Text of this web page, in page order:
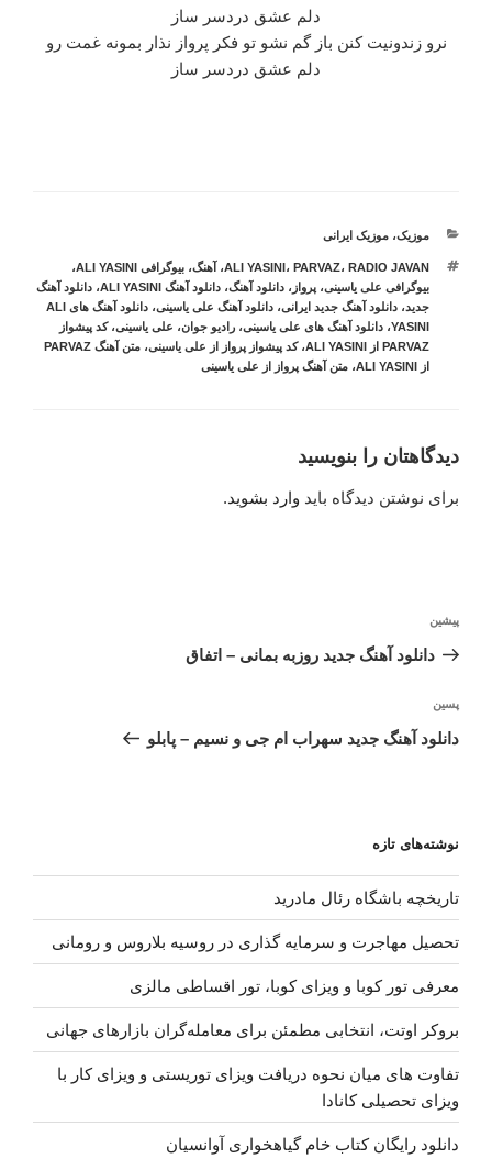
دلم عشق دردسر ساز
نرو زندونیت کنن باز گم نشو تو فکر پرواز نذار بمونه غمت رو
دلم عشق دردسر ساز
دسته‌ها
موزیک،موزیک ایرانی
برچسب‌ها ALI YASINI، PARVAZ، RADIO JAVAN ،آهنگ،بیوگرافی ALI YASINI
،
بیوگرافی علی یاسینی،پرواز ،دانلود آهنگ،دانلود آهنگ ALI YASINI ،دانلود آهنگ
جدید،دانلود آهنگ جدید ایرانی،دانلود آهنگ علی یاسینی،
دانلود آهنگ های ALI
YASINI،دانلود آهنگ های علی یاسینی،رادیو جوان، علی یاسینی،کد پیشواز
PARVAZ از ALI YASINI
،کد پیشواز پرواز از علی یاسینی،
متن آهنگ PARVAZ
از ALI YASINI
،متن آهنگ پرواز از علی یاسینی
دیدگاهتان را بنویسید
برای نوشتن دیدگاه باید وارد بشوید.
نوشته
قبلی
پیشین
دانلود آهنگ جدید روزبه بمانی – اتفاق
نوشته‌ٔ
بعدی
پسین
دانلود آهنگ جدید سهراب ام جی و نسیم – پابلو
نوشته‌های تازه
تاریخچه باشگاه رئال مادرید
تحصیل مهاجرت و سرمایه گذاری در روسیه بلاروس و رومانی
معرفی تور کوبا و ویزای کوبا، تور اقساطی مالزی
بروکر اوتت، انتخابی مطمئن برای معامله‌گران بازارهای جهانی
تفاوت های میان نحوه دریافت ویزای توریستی و ویزای کار با
ویزای تحصیلی کانادا
دانلود رایگان کتاب خام گیاهخواری آوانسیان